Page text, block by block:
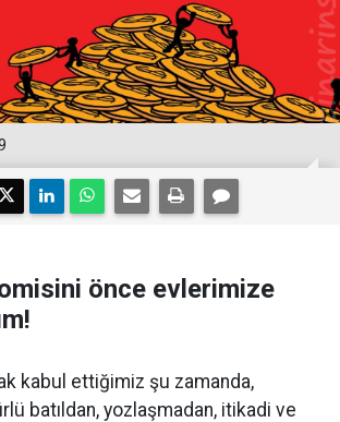
önce evlerimize
kabul ettiğimiz şu zamanda,
batıldan, yozlaşmadan, itikadi ve